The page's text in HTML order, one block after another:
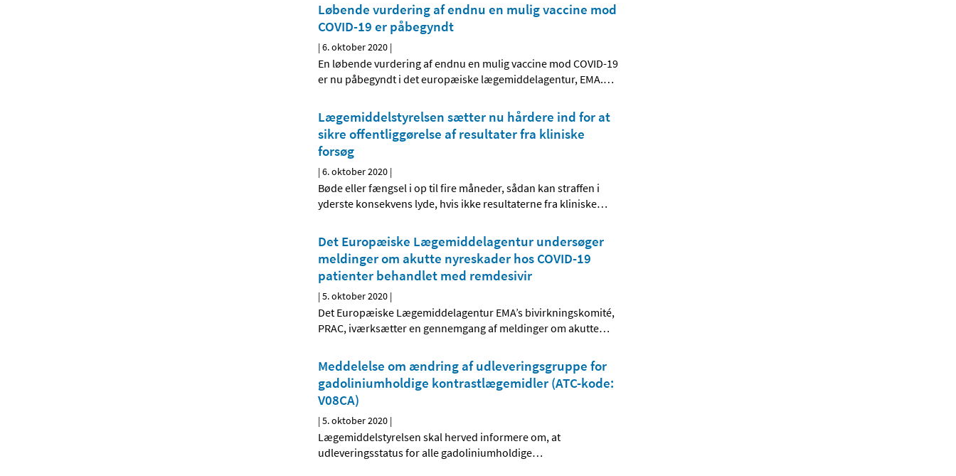
Løbende vurdering af endnu en mulig vaccine mod
COVID-19 er påbegyndt
|6. oktober 2020 |
En løbende vurdering af endnu en mulig vaccine mod COVID-19
er nu påbegyndt i det europæiske lægemiddelagentur, EMA.…
Lægemiddelstyrelsen sætter nu hårdere ind for at
sikre offentliggørelse af resultater fra kliniske
forsøg
|6. oktober 2020 |
Bøde eller fængsel i op til fire måneder, sådan kan straffen i
yderste konsekvens lyde, hvis ikke resultaterne fra kliniske…
Det Europæiske Lægemiddelagentur undersøger
meldinger om akutte nyreskader hos COVID-19
patienter behandlet med remdesivir
|5. oktober 2020 |
Det Europæiske Lægemiddelagentur EMA’s bivirkningskomité,
PRAC, iværksætter en gennemgang af meldinger om akutte…
Meddelelse om ændring af udleveringsgruppe for
gadoliniumholdige kontrastlægemidler (ATC-kode:
V08CA)
|5. oktober 2020 |
Lægemiddelstyrelsen skal herved informere om, at
udleveringsstatus for alle gadoliniumholdige…